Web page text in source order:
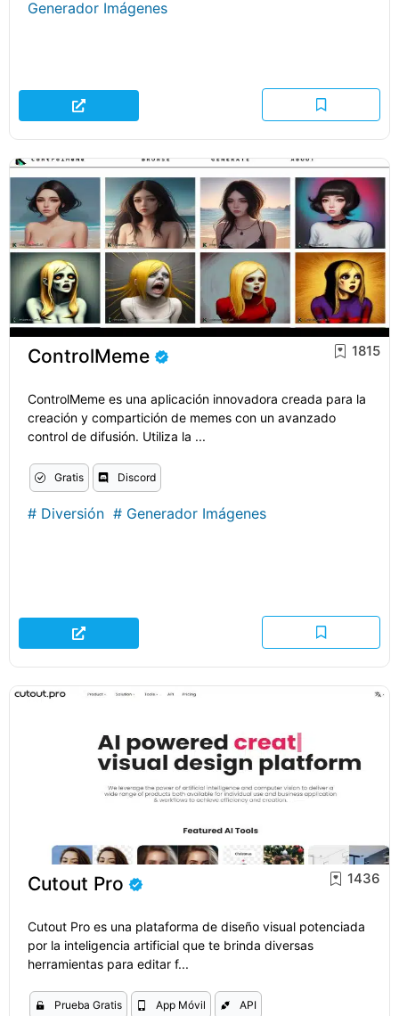
Generador Imágenes
ControlMeme 1815
ControlMeme es una aplicación innovadora creada para la
creación y compartición de memes con un avanzado
control de difusión. Utiliza la ...
Gratis Discord
# Diversión # Generador Imágenes
Cutout Pro 1436
Cutout Pro es una plataforma de diseño visual potenciada
por la inteligencia artificial que te brinda diversas
herramientas para editar f...
Prueba Gratis App Móvil API